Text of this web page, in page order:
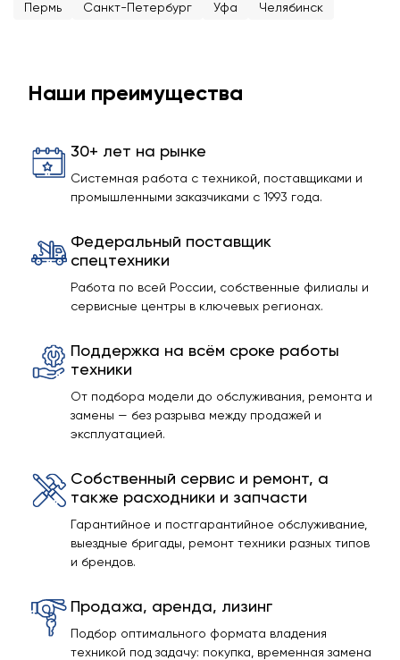
Пермь Санкт-Петербург Уфа Челябинск
Наши преимущества
30+ лет на рынке
Системная работа с техникой, поставщиками и
промышленными заказчиками с 1993 года.
Федеральный поставщик
спецтехники
Работа по всей России, собственные филиалы и
сервисные центры в ключевых регионах.
Поддержка на всём сроке работы
техники
От подбора модели до обслуживания, ремонта и
замены — без разрыва между продажей и
эксплуатацией.
Собственный сервис и ремонт, а
также расходники и запчасти
Гарантийное и постгарантийное обслуживание,
выездные бригады, ремонт техники разных типов
и брендов.
Продажа, аренда, лизинг
Подбор оптимального формата владения
техникой под задачу: покупка, временная замена